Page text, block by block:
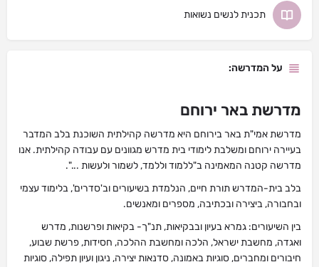
תכנית לנשים נשואות
על המדרשה:
מדרשת באר ירוחם
מדרשת אמי"ת באר בירוחם היא מדרשה קהילתית השוכנת בלב המדבר
בעיירה ירוחם ומשלבת לימודי בית מדרש מגוונים עם עבודה קהילתית. אנו
מדרשה קטנה המאמינה ב"ללמוד וללמד, לשמור ולעשות ...".
בלב בית-המדרש תורת חיים, הנלמדת בשיעורים וב'סדרים', בלימוד עצמי
ובחבורה, ביצירה ובכתיבה, מספרים ומאנשים.
בין השיעורים: גמרא בעיון ובבקיאות, תנ"ך- בקיאות ופרשנות, מדרש
ואגדה, מחשבת ישראל, הלכה ומחשבת ההלכה, חסידות, פרשת שבוע,
חיבורים ומחברים, סוגיות באמונה, סדנאות יצירה, ניגון ועיון תפילה, סוגיות